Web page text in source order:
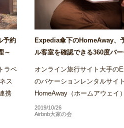
予約
～
ラベ
ス
携
約
Expedia傘下のHomeAway、
ル客室を確認できる360度バ
の運用をバリでローンチ～
オンライン旅行サイト大手の
のバケーションレンタルサイト
HomeAway（ホームアウェイ
約を行う前にホテル客室内を
るバーチャルツアーの運用を
2019/10/26
Airbnb大家の会